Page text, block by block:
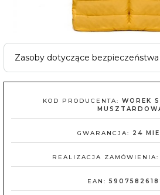
Zasoby dotyczące
KOD PRODUCENTA: WOREK
GWARANCJA: 24
REALIZACJA ZAMÓWIENIA:
EAN: